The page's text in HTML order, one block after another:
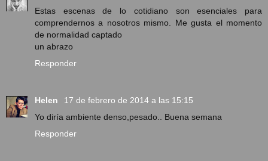
Estas escenas de lo cotidiano son esenciales para
comprendernos a nosotros mismo. Me gusta el momento
de normalidad captado
un abrazo
Responder
Helen
17 de febrero de 2014 a las 15:15
Yo diría ambiente denso,pesado.. Buena semana
Responder